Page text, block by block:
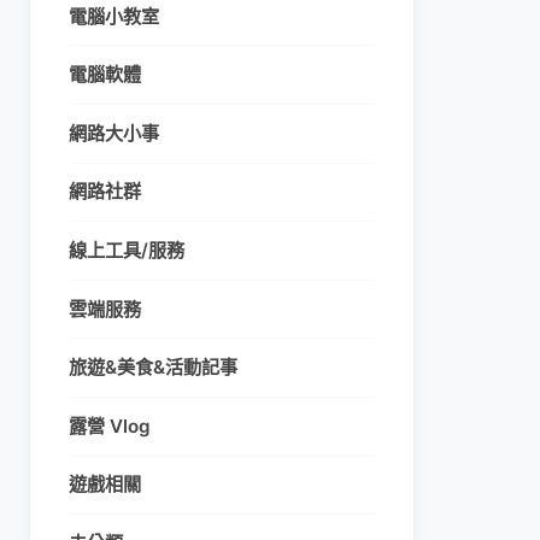
電腦小教室
電腦軟體
網路大小事
網路社群
線上工具/服務
雲端服務
旅遊&美食&活動記事
露營 Vlog
遊戲相關